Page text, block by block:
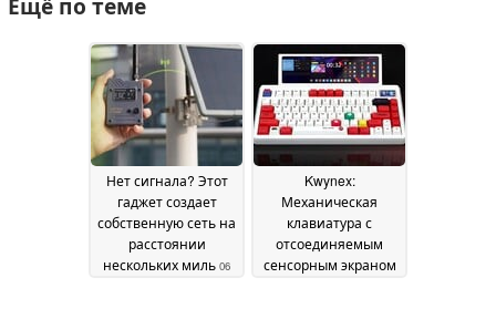
Нет сигнала? Этот
гаджет создает
собственную сеть на
расстоянии
нескольких миль 06
Kwynex:
Механическая
клавиатура с
отсоединяемым
сенсорным экраном